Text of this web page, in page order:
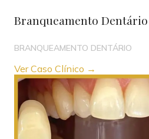
Branqueamento Dentário
BRANQUEAMENTO DENTÁRIO
Ver Caso Clínico →